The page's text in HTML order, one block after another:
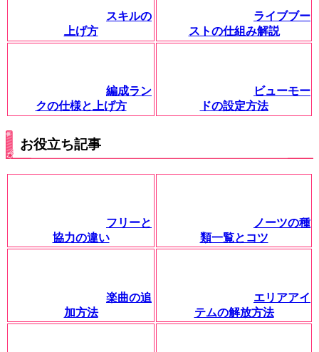
スキルの
上げ方
ライブブー
ストの仕組み解説
編成ラン
クの仕様と上げ方
ビューモー
ドの設定方法
お役立ち記事
フリーと
協力の違い
ノーツの種
類一覧とコツ
楽曲の追
加方法
エリアアイ
テムの解放方法